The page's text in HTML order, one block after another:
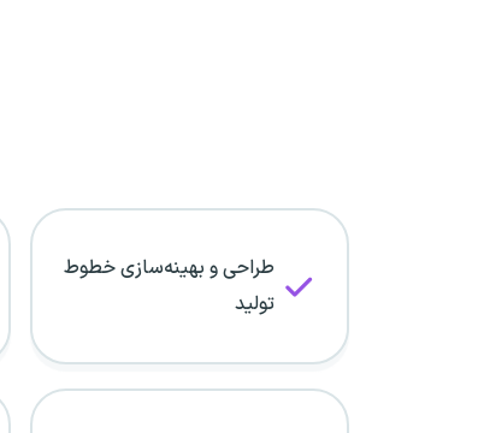
طراحی و بهینه‌سازی خطوط
تولید